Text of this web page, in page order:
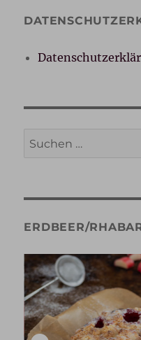
Suche
ERDBEER/